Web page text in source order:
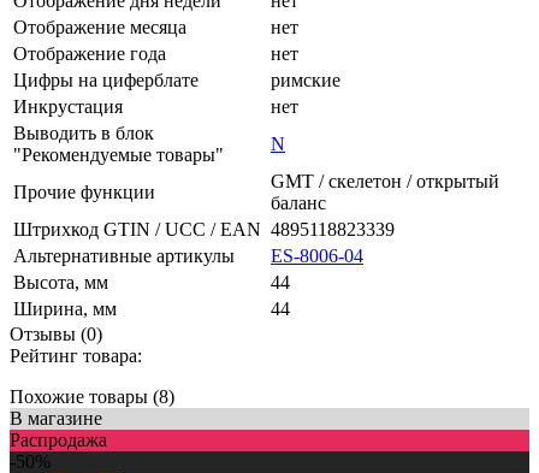
Отображение месяца
нет
Отображение года
нет
Цифры на циферблате
римские
Инкрустация
нет
Выводить в блок
"Рекомендуемые товары"
N
Прочие функции
GMT / скелетон / открытый
баланс
Штрихкод GTIN / UCC / EAN 4895118823339
Альтернативные артикулы
ES-8006-04
Высота, мм
44
Ширина, мм
44
Отзывы (0)
Рейтинг товара:
Похожие товары (8)
В магазине
Распродажа
-50%